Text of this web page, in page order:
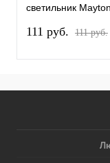
светильник
B
111 pуб. 111 pуб.